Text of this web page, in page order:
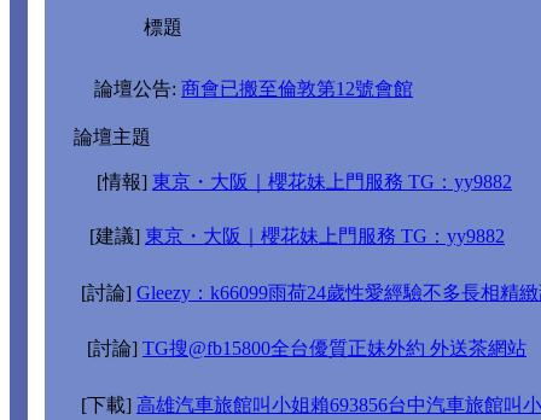
標題
論壇公告: 商會已搬至倫敦第12號會館
論壇主題
[情報] 東京・大阪｜櫻花妹上門服務 TG：yy9882
[建議] 東京・大阪｜櫻花妹上門服務 TG：yy9882
[討論] Gleezy：k66099雨荷24歲性愛經驗不多長相精
[討論] TG搜@fb15800全台優質正妹外約 外送茶網站
[下載] 高雄汽車旅館叫小姐賴693856台中汽車旅館叫